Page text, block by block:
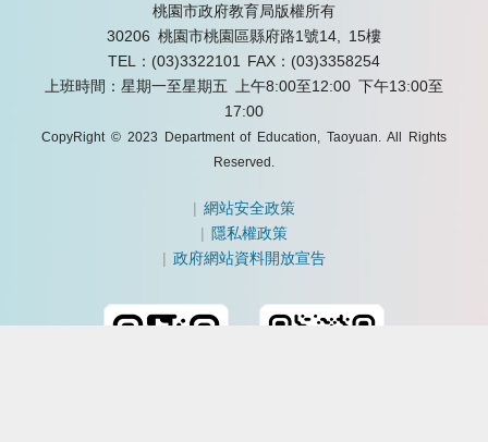
桃園市政府教育局版權所有
30206 桃園市桃園區縣府路1號14, 15樓
TEL：(03)3322101
FAX：(03)3358254
上班時間：星期一至星期五 上午8:00至12:00 下午13:00至
17:00
CopyRight © 2023 Department of Education, Taoyuan. All Rights
Reserved.
|網站安全政策
| 隱私權政策
|政府網站資料開放宣告